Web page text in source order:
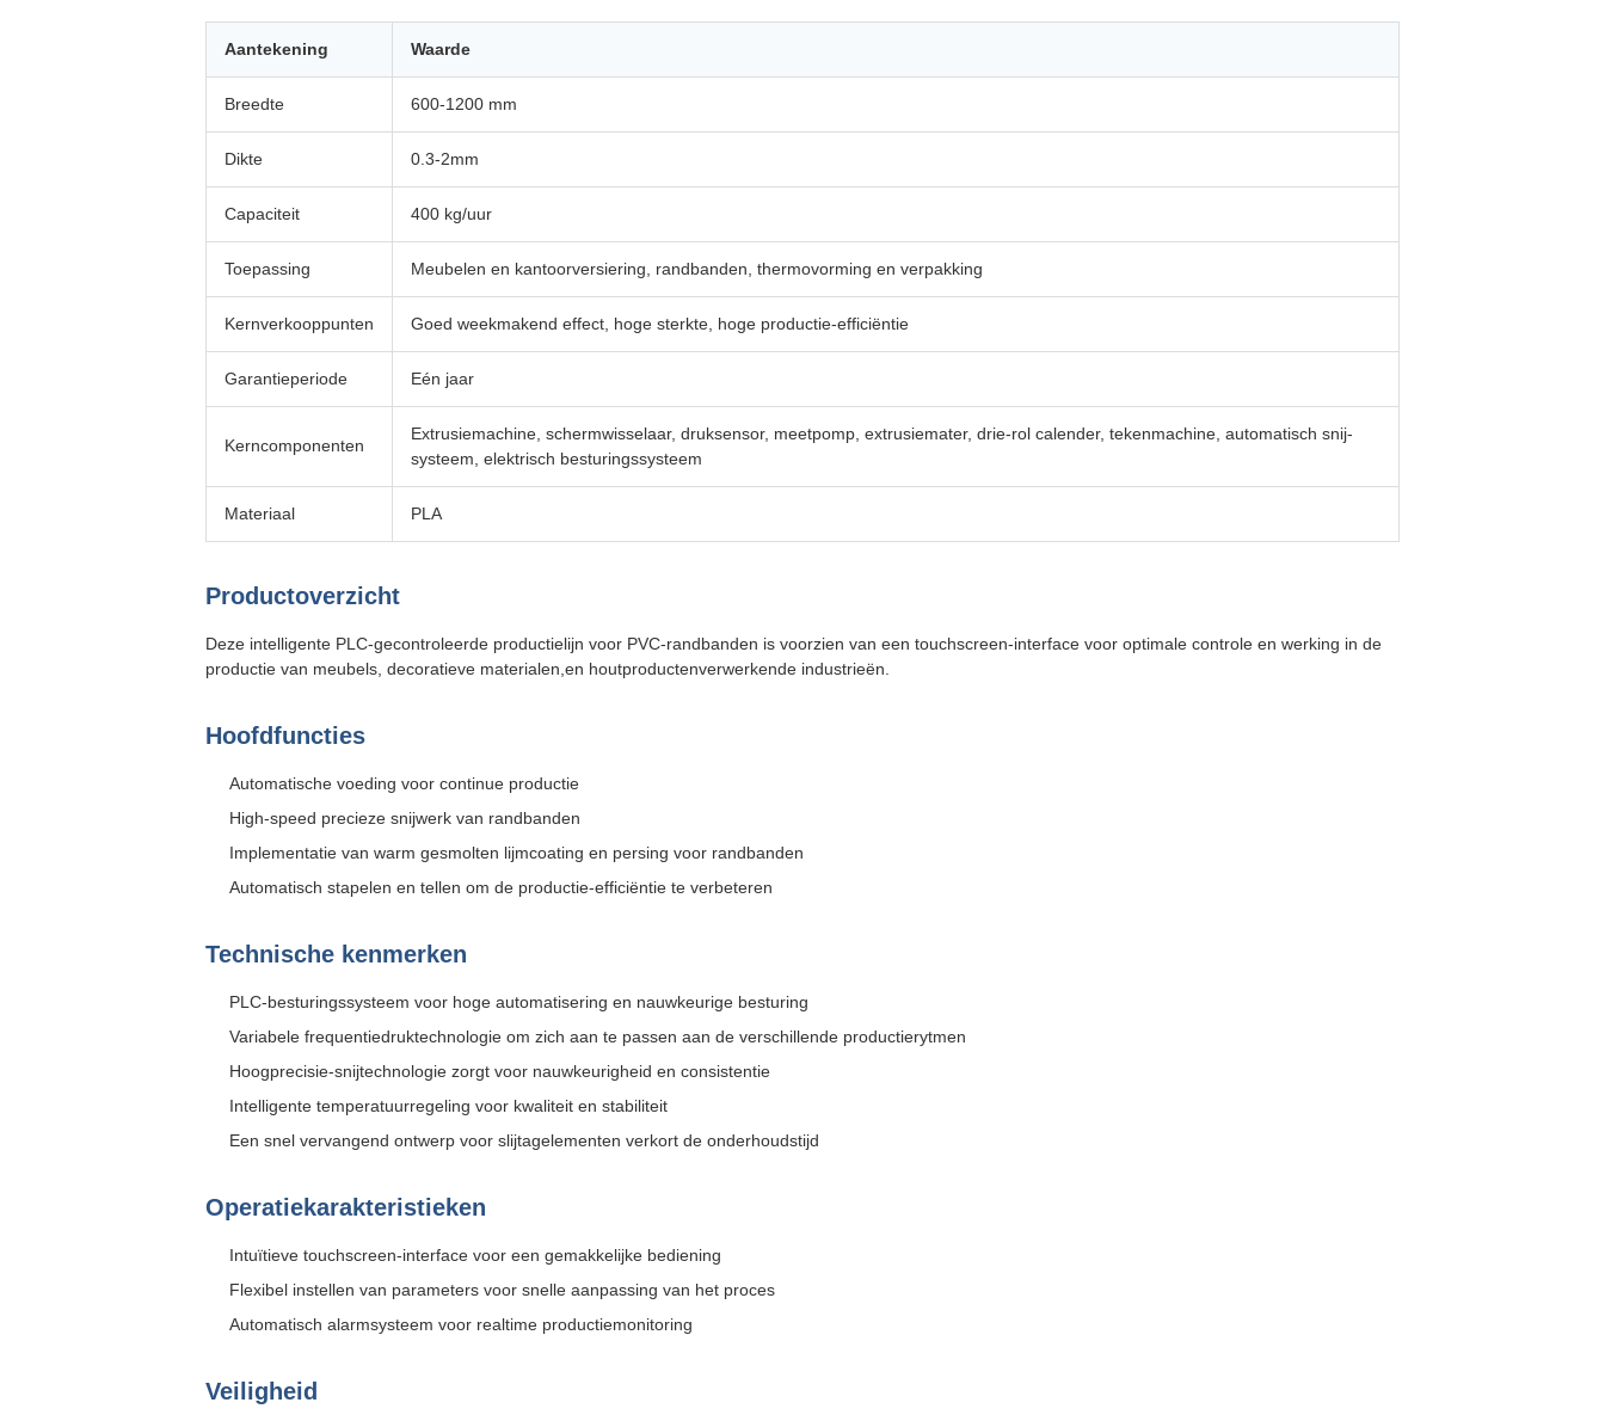
Aantekening Waarde
Breedte 600-1200 mm
Dikte 0.3-2mm
Capaciteit 400 kg/uur
Toepassing Meubelen en kantoorversiering, randbanden, thermovorming en verpakking
Kernverkooppunten Goed weekmakend effect, hoge sterkte, hoge productie-efficiëntie
Garantieperiode Eén jaar
Kerncomponenten
Extrusiemachine, schermwisselaar, druksensor, meetpomp, extrusiemater, drie-rol calender, tekenmachine, automatisch snij-
systeem, elektrisch besturingssysteem
Materiaal PLA
Productoverzicht
Deze intelligente PLC-gecontroleerde productielijn voor PVC-randbanden is voorzien van een touchscreen-interface voor optimale controle en werking in de
productie van meubels, decoratieve materialen,en houtproductenverwerkende industrieën.
Hoofdfuncties
Automatische voeding voor continue productie
High-speed precieze snijwerk van randbanden
Implementatie van warm gesmolten lijmcoating en persing voor randbanden
Automatisch stapelen en tellen om de productie-efficiëntie te verbeteren
Technische kenmerken
PLC-besturingssysteem voor hoge automatisering en nauwkeurige besturing
Variabele frequentiedruktechnologie om zich aan te passen aan de verschillende productierytmen
Hoogprecisie-snijtechnologie zorgt voor nauwkeurigheid en consistentie
Intelligente temperatuurregeling voor kwaliteit en stabiliteit
Een snel vervangend ontwerp voor slijtagelementen verkort de onderhoudstijd
Operatiekarakteristieken
Intuïtieve touchscreen-interface voor een gemakkelijke bediening
Flexibel instellen van parameters voor snelle aanpassing van het proces
Automatisch alarmsysteem voor realtime productiemonitoring
Veiligheid